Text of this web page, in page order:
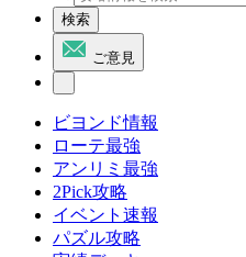
検索
ご意見
ビヨンド情報
ローテ最強
アンリミ最強
2Pick攻略
イベント速報
パズル攻略